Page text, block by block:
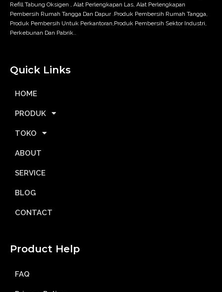
Refill Tabung Oksigen , Alat Perlengkapan Las, Alat Perlengkapan
Pembersih Rumah Tangga Dan Dapur .Produk Pembersih Rumah Tangga,
Produk Pembersih Untuk Perkantoran,Produk Pembersih Sektor Industri,
Perkebunan Dan Pabrik..
Quick Links
HOME
PRODUK
TOKO
ABOUT
SERVICE
BLOG
CONTACT
Product Help
FAQ